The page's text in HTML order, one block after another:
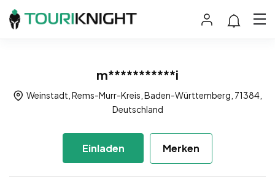
m***********i
Weinstadt, Rems-Murr-Kreis, Baden-Württemberg, 71384,
Deutschland
Einladen Merken